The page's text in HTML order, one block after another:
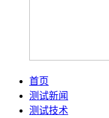
首页
测试新闻
测试技术